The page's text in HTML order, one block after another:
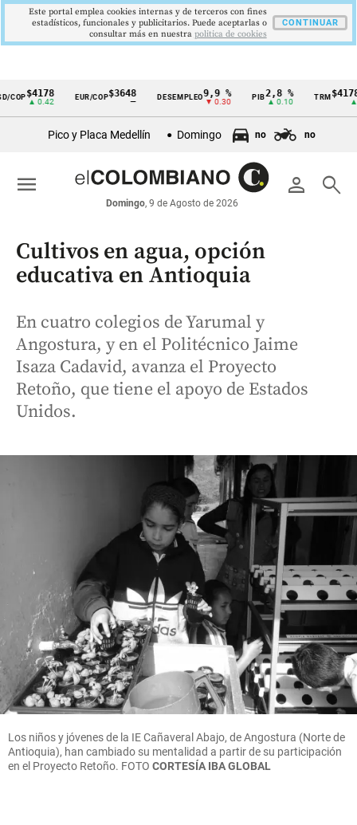
Cintillo
económicos
Colombia
$4178
▲ 0.42
EUR/COP$3648 DESEMPLEO 9,9 %
▼ 0.30
PIB2,8 %
▲ 0.10
TRM
▲
Pico y Placa Medellín Domingo no no
person search
Domingo, 9 de Agosto de 2026
menu
Cultivos en agua, opción
educativa en Antioquia
En cuatro colegios de Yarumal y
Angostura, y en el Politécnico Jaime
Isaza Cadavid, avanza el Proyecto
Retoño, que tiene el apoyo de Estados
Unidos.
Los niños y jóvenes de la IE Cañaveral Abajo, de Angostura (Norte de
Antioquia), han cambiado su mentalidad a partir de su participación
en el Proyecto Retoño. FOTO CORTESÍA IBA GLOBAL
Este portal emplea cookies internas y de terceros con fines
estadísticos, funcionales y publicitarios. Puede aceptarlas o
consultar más en nuestra politica de cookies
CONTINUAR